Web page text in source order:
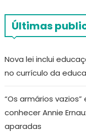
Últimas
Nova lei inclui
no currículo da
“Os armários
conhecer Annie
aparadas